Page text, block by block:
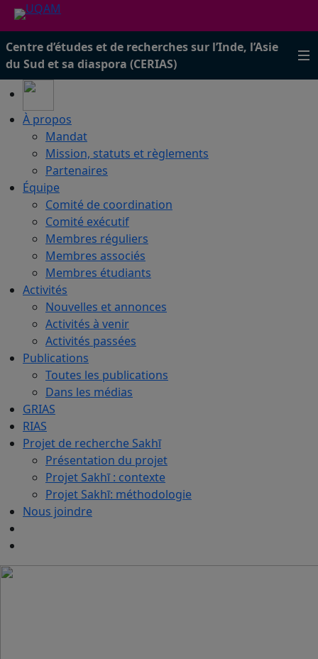
Centre d’études et de recherches sur l’Inde, l’Asie
du Sud et sa diaspora (CERIAS)
À propos
Mandat
Mission, statuts et règlements
Partenaires
Équipe
Comité de coordination
Comité exécutif
Membres réguliers
Membres associés
Membres étudiants
Activités
Nouvelles et annonces
Activités à venir
Activités passées
Publications
Toutes les publications
Dans les médias
GRIAS
RIAS
Projet de recherche Sakhī
Présentation du projet
Projet Sakhī : contexte
Projet Sakhī: méthodologie
Nous joindre